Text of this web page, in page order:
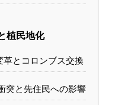
植民地化
革とコロンブス交換
突と先住民への影響